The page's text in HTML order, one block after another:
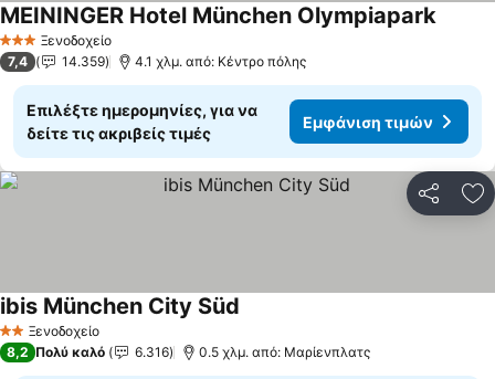
3 ΑστέριαΞενοδοχείο
MEININGER Hotel München Olympiapark
7,4 14.359 4.1 χλμ. από: Κέντρο πόλης
Επιλέξτε ημερομηνίες, για να
δείτε τις ακριβείς τιμές
Εμφάνιση τιμών
2 ΑστέριαΞενοδοχείο
ibis München City Süd
8,2 Πολύ καλό 6.316 0.5 χλμ. από: Μαρίενπλατς